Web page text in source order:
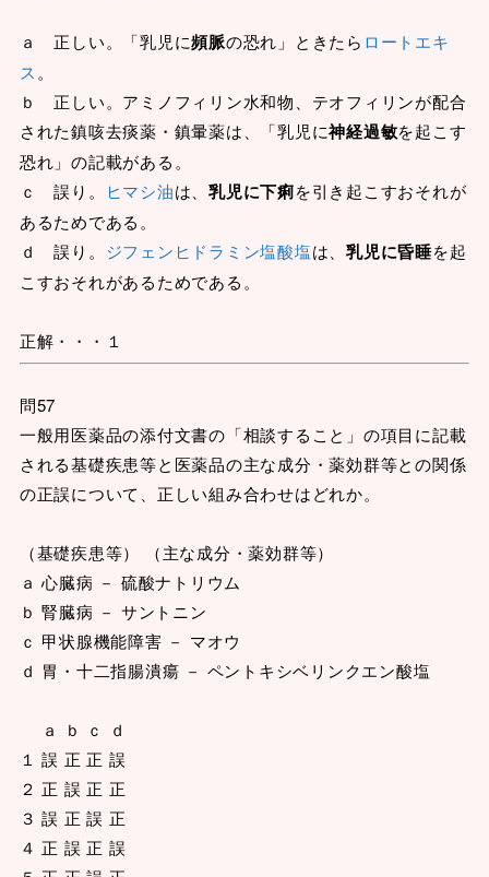
ａ 正しい。「乳児に頻脈の恐れ」ときたら ロートエキ
ス 。
ｂ 正しい。アミノフィリン水和物、テオフィリンが配合
された鎮咳去痰薬・鎮暈薬は、「乳児に神経過敏を起こす
恐れ」の記載がある。
ｃ 誤り。
ヒマシ油は、乳児に下痢を引き起こすおそれが
あるためである。
ｄ 誤り。 ジフェンヒドラミン塩酸塩は、乳児に昏睡を起
こすおそれがあるためである。
正解・・・１
問57
一般用医薬品の添付文書の「相談すること」の項目に記載
される基礎疾患等と医薬品の主な成分・薬効群等との関係
の正誤について、正しい組み合わせはどれか。
（基礎疾患等） （主な成分・薬効群等）
ａ 心臓病 － 硫酸ナトリウム
ｂ 腎臓病 － サントニン
ｃ 甲状腺機能障害 － マオウ
ｄ 胃・十二指腸潰瘍 － ペントキシベリンクエン酸塩
ａ ｂ ｃ ｄ
１ 誤 正 正 誤
２ 正 誤 正 正
３ 誤 正 誤 正
４ 正 誤 正 誤